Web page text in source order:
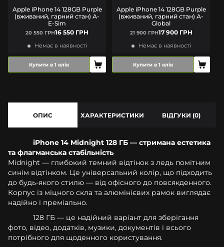
Apple iPhone 14 128GB Purple
(вживаний, гарний стан) А-
E-Sim
20 550 ГРН16 550 ГРН
Немає в наявності
Купити в 1 клік
Apple iPhone 14 128GB Purple
(вживаний, гарний стан) А-
Global
21 900 ГРН17 900 ГРН
Немає в наявності
Купити в 1 клік
ОПИС ХАРАКТЕРИСТИКИ ВІДГУКИ (0)
iPhone 14 Midnight 128 ГБ — стримана естетика
та флагманська стабільність
Midnight — глибокий темний відтінок з ледь помітним
синім відтінком. Це універсальний колір, що підходить
до будь-якого стилю — від офісного до повсякденного.
Корпус із міцного скла та алюмінієвих рамок виглядає
надійно і преміально.
128 ГБ — це надійний варіант для зберігання
фото, відео, додатків, музики, документів і всього
потрібного для щоденного користування.